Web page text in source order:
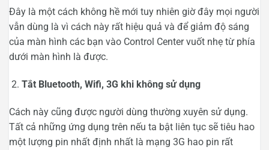
Đây là một cách không hề mới tuy nhiên giờ đây mọi người
vẫn dùng là vì cách này rất hiệu quả và để giảm độ sáng
của màn hình các bạn vào Control Center vuốt nhẹ từ phía
dưới màn hình là được.
Tắt Bluetooth, Wifi, 3G khi không sử dụng
Cách này cũng được người dùng thường xuyên sử dụng.
Tất cả những ứng dụng trên nếu ta bật liên tục sẽ tiêu hao
một lượng pin nhất định nhất là mạng 3G hao pin rất